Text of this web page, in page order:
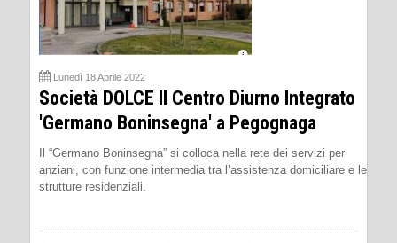
Lunedì 18 Aprile 2022
Società DOLCE Il Centro Diurno Integrato
'Germano Boninsegna' a Pegognaga
Il “Germano Boninsegna” si colloca nella rete dei servizi per
anziani, con funzione intermedia tra l’assistenza domiciliare e le
strutture residenziali.